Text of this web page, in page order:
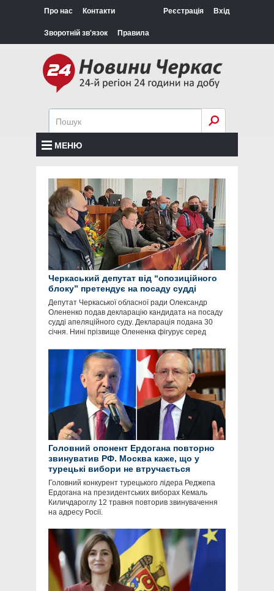
Про нас Контакти
Зворотній зв'язок Правила
Реєстрація Вхід
МЕНЮ
Черкаський депутат від “опозиційного
блоку” претендує на посаду судді
Депутат Черкаської обласної ради Олександр
Олененко подав декларацію кандидата на посаду
судді апеляційного суду. Декларація подана 30
січня. Нині прізвище Олененка фігурує серед
Головний опонент Ердогана повторно
звинуватив РФ. Москва каже, що у
турецькі вибори не втручається
Головний конкурент турецького лідера Реджепа
Ердогана на президентських виборах Кемаль
Киличдароглу 12 травня повторив звинувачення
на адресу Росії.